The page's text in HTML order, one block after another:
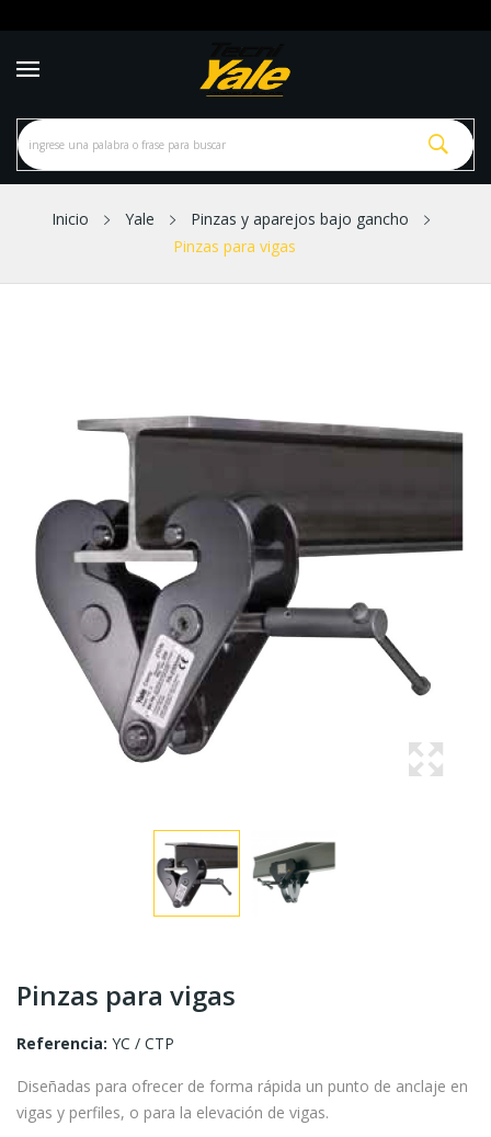
Inicio Yale
Pinzas y aparejos bajo gancho
Pinzas para vigas
Pinzas para vigas
Referencia: YC / CTP
Diseñadas para ofrecer de forma rápida un punto de anclaje en
vigas y perfiles, o para la elevación de vigas.